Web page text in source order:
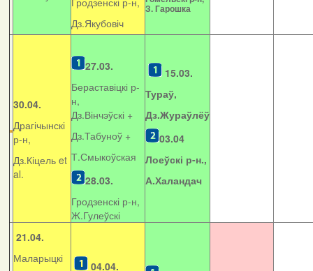
Дз.Якубовіч
З. Гарошка
30.04.
Драгічынскі
р-н,
Дз.Кіцель et
al.
27.03.
Бераставіцкі р-
н,
Дз.Вінчэўскі +
Дз.Табуноў +
Т.Смыкоўская
28.03.
Гродзенскі р-н,
Ж.Гулеўскі
15.03.
Тураў,
Дз.Жураўлёў
03.04
Лоеўскі р-н.,
А.Халандач
21.04.
Маларыцкі
04.04.